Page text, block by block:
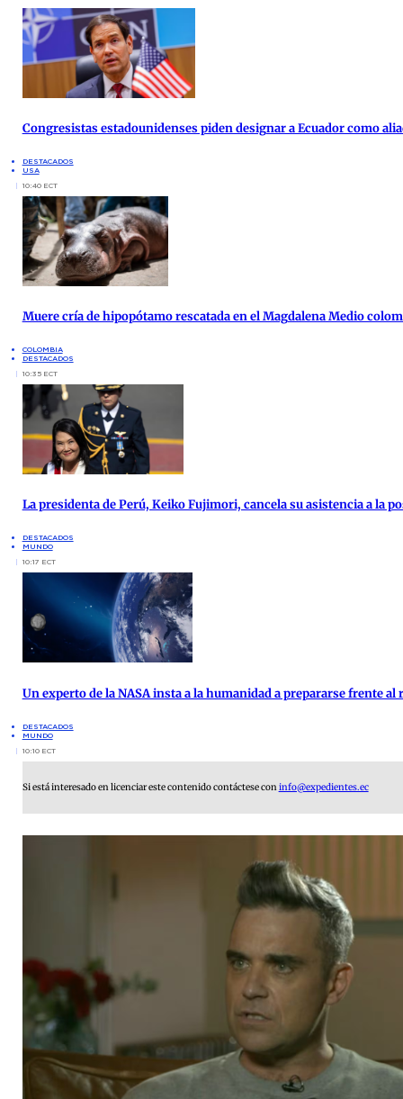
Congresistas estadounidenses piden designar a Ecuador como
DESTACADOS
USA
10:40 ECT
Muere cría de hipopótamo rescatada en el Magdalena Medio
COLOMBIA
DESTACADOS
10:35 ECT
La presidenta de Perú, Keiko Fujimori, cancela su asistencia a la
DESTACADOS
MUNDO
10:17 ECT
Un experto de la NASA insta a la humanidad a prepararse frente
DESTACADOS
MUNDO
10:10 ECT
Si está interesado en licenciar este contenido contáctese coninfo@expedientes.ec